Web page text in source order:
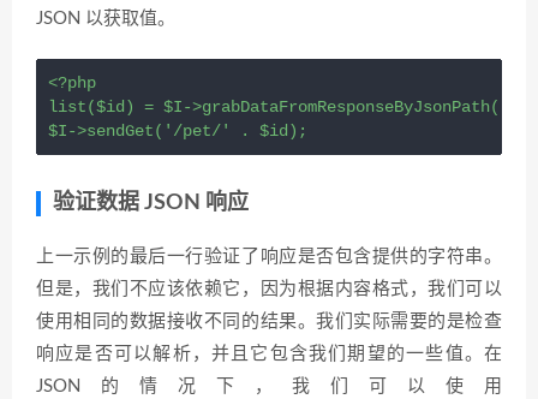
JSON 以获取值。
<?php
list($id) = $I-
$I->sendGet('/pet/' . $id);
验证数据 JSON 响应
上一示例的最后一行验证了响应是否包含提供的字符串。
但是，我们不应该依赖它，因为根据内容格式，我们可以
使用相同的数据接收不同的结果。我们实际需要的是检查
响应是否可以解析，并且它包含我们期望的一些值。在
JSON的情况下，我们可以使用